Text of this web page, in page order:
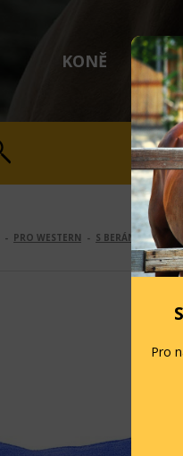
KONĚ
- PRO WESTERN - S BERÁNKEM
Pro